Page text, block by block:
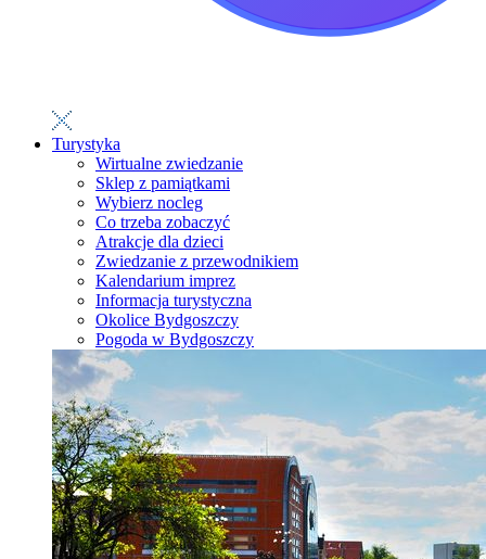
Turystyka
Wirtualne zwiedzanie
Sklep z pamiątkami
Wybierz nocleg
Co trzeba zobaczyć
Atrakcje dla dzieci
Zwiedzanie z przewodnikiem
Kalendarium imprez
Informacja turystyczna
Okolice Bydgoszczy
Pogoda w Bydgoszczy